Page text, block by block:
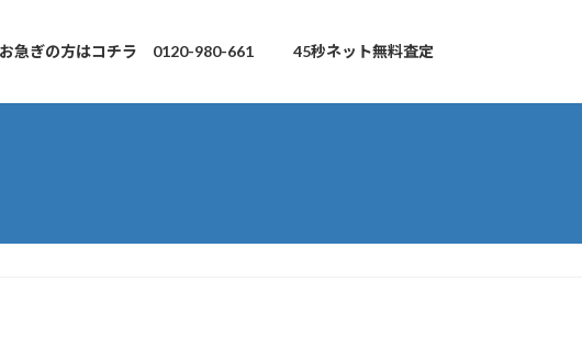
お急ぎの方はコチラ 0120-980-661 45秒ネット無料査定